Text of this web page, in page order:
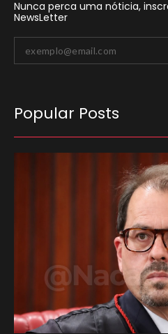
Nunca perca uma nóticia,
NewsLetter
Popular Posts